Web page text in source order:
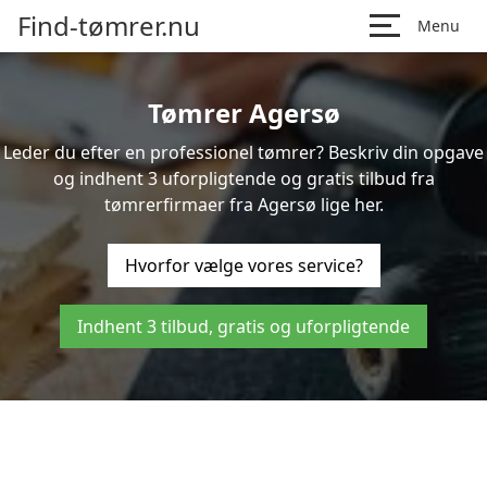
Find-tømrer.nu Menu
Tømrer Agersø
Leder du efter en professionel tømrer? Beskriv din opgave
og indhent 3 uforpligtende og gratis tilbud fra
tømrerfirmaer fra Agersø lige her.
Hvorfor vælge vores service?
Indhent 3 tilbud, gratis og uforpligtende